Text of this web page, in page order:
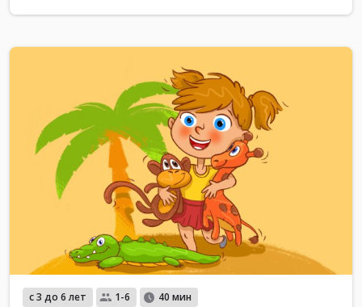
с 3 до 6 лет 1-6 40 мин